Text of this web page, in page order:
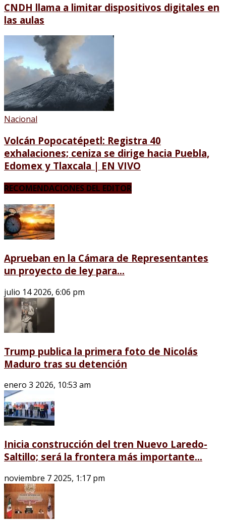
CNDH llama a limitar dispositivos digitales en
las aulas
Nacional
Volcán Popocatépetl: Registra 40
exhalaciones; ceniza se dirige hacia Puebla,
Edomex y Tlaxcala | EN VIVO
RECOMENDACIONES DEL EDITOR
Aprueban en la Cámara de Representantes
un proyecto de ley para...
julio 14 2026, 6:06 pm
Trump publica la primera foto de Nicolás
Maduro tras su detención
enero 3 2026, 10:53 am
Inicia construcción del tren Nuevo Laredo-
Saltillo; será la frontera más importante...
noviembre 7 2025, 1:17 pm